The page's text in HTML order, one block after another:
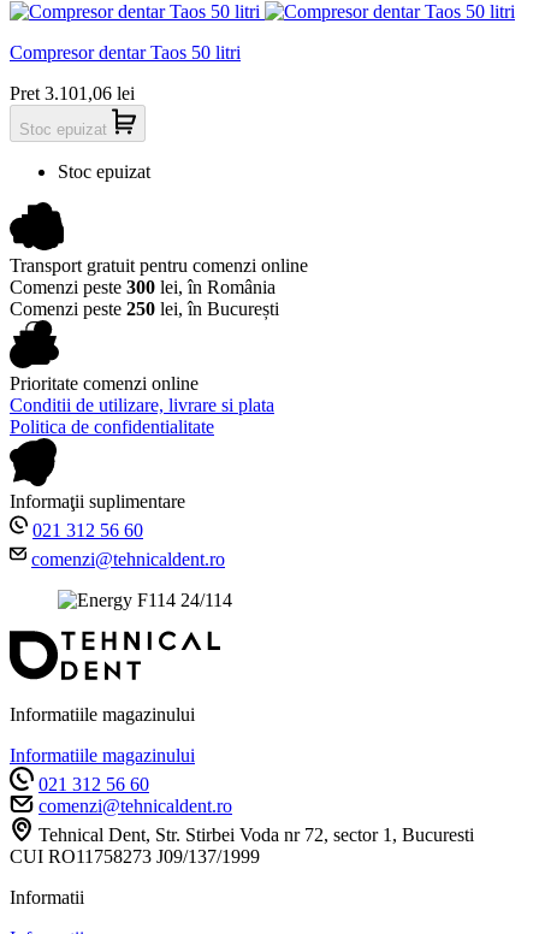
Compresor dentar Taos 50 litri
Pret 3.101,06 lei
Stoc epuizat
Stoc epuizat
Transport gratuit pentru comenzi online
Comenzi peste 300 lei, în România
Comenzi peste 250 lei, în București
Prioritate comenzi online
Conditii de utilizare, livrare si plata
Politica de confidentialitate
Informaţii suplimentare
021 312 56 60
comenzi@tehnicaldent.ro
Informatiile magazinului
Informatiile magazinului
021 312 56 60
comenzi@tehnicaldent.ro
Tehnical Dent, Str. Stirbei Voda nr 72, sector 1, Bucuresti
CUI RO11758273 J09/137/1999
Informatii